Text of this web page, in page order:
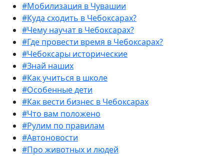
#Мобилизация в Чувашии
#Куда сходить в Чебоксарах?
#Чему научат в Чебоксарах?
#Где провести время в Чебоксарах?
#Чебоксары исторические
#Знай наших
#Как учиться в школе
#Особенные дети
#Как вести бизнес в Чебоксарах
#Что вам положено
#Рулим по правилам
#Автоновости
#Про животных и людей